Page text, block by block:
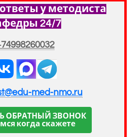
у методиста
24/7
med-nmo.ru
ОБРАТНЫЙ ЗВОНОК
когда скажете